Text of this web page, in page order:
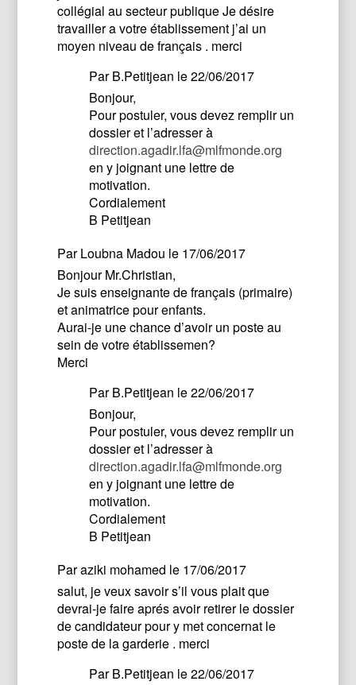
collégial au secteur publique Je désire
travailler a votre établissement j’ai un
moyen niveau de français . merci
ParB.Petitjean le 22/06/2017
Bonjour,
Pour postuler, vous devez remplir un
dossier et l’adresser à
direction.agadir.lfa@mlfmonde.org
en y joignant une lettre de
motivation.
Cordialement
B Petitjean
ParLoubna Madou le 17/06/2017
Bonjour Mr.Christian,
Je suis enseignante de français (primaire)
et animatrice pour enfants.
Aurai-je une chance d’avoir un poste au
sein de votre établissemen?
Merci
ParB.Petitjean le 22/06/2017
Bonjour,
Pour postuler, vous devez remplir un
dossier et l’adresser à
direction.agadir.lfa@mlfmonde.org
en y joignant une lettre de
motivation.
Cordialement
B Petitjean
Paraziki mohamed le 17/06/2017
salut, je veux savoir s’il vous plait que
devrai-je faire aprés avoir retirer le dossier
de candidateur pour y met concernat le
poste de la garderie . merci
ParB.Petitjean le 22/06/2017